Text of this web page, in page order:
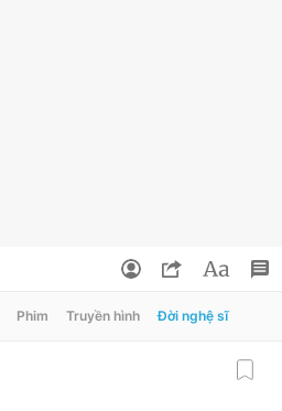
Phim Truyền hình Đời nghệ sĩ